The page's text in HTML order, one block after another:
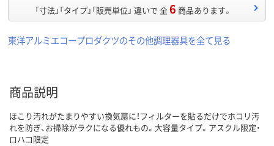
「寸法」「タイプ」「販売単位」 違いで 全6 商品あります。
東洋アルミエコープロダクツのその他調理器具を全て見る
商品説明
ほこり汚れがたまりやすい換気扇に！フィルターを貼るだけでホコリ汚
れを防ぎ、お掃除がラクになる優れもの。大容量タイプ。アスクル限定・
ロハコ限定